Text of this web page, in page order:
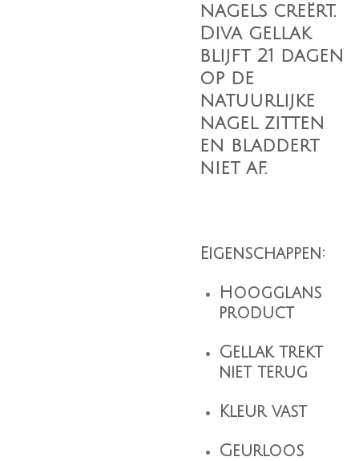
nagels creërt.
Diva gellak
blijft 21 dagen
op de
natuurlijke
nagel zitten
en bladdert
niet af.
Eigenschappen:
Hoogglans
product
Gellak trekt
niet terug
Kleur vast
Geurloos